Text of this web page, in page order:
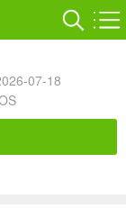
07-18